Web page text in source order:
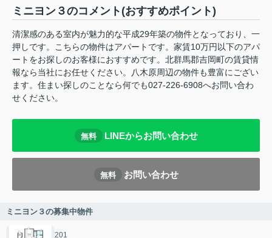
ミニヨン３のコメント(おすすめポイント)
清潔感のある室内が魅力的な平成29年築の物件となっており、一
押しです。こちらの物件はアパートです。家賃10万円以下のアパ
ートをお探しのお客様におすすめです。北群馬郡吉岡町の賃貸情
報なら当社にお任せください。八木原周辺の物件も豊富にござい
ます。住まい探しのことなら何でも027-226-6908へお問い合わ
せください。
無料 LINEからお問い合わせ
無料 お問い合わせ
ミニヨン３の募集中物件
201